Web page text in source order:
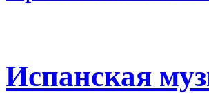
Испанская